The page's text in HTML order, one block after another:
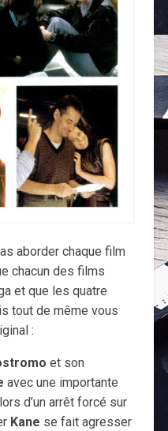
aborder chaque film
chacun des films
et que les quatre
tout de même vous
:
et son
avec une importante
d’un arrêt forcé sur
Kane se fait agresser